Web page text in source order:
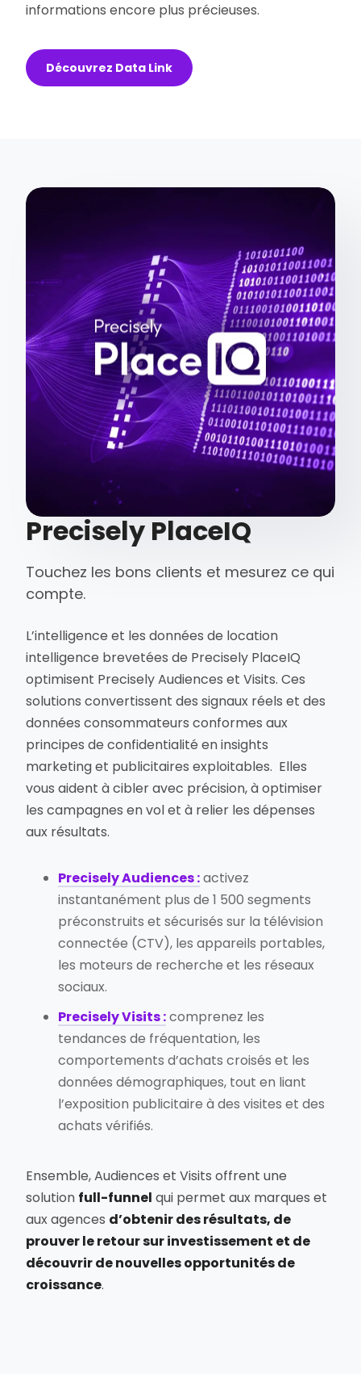
informations encore plus précieuses.
Découvrez Data Link
Precisely PlaceIQ
Touchez les bons clients et mesurez ce qui
compte.
L’intelligence et les données de location
intelligence brevetées de Precisely PlaceIQ
optimisent Precisely Audiences et Visits. Ces
solutions convertissent des signaux réels et des
données consommateurs conformes aux
principes de confidentialité en insights
marketing et publicitaires exploitables. Elles
vous aident à cibler avec précision, à optimiser
les campagnes en vol et à relier les dépenses
aux résultats.
Precisely Audiences:activez
instantanément plus de 1 500 segments
préconstruits et sécurisés sur la télévision
connectée (CTV), les appareils portables,
les moteurs de recherche et les réseaux
sociaux.
Precisely Visits :comprenez les
tendances de fréquentation, les
comportements d’achats croisés et les
données démographiques, tout en liant
l’exposition publicitaire à des visites et des
achats vérifiés.
Ensemble, Audiences et Visits offrent une
solution full-funnel qui permet aux marques et
aux agences d’obtenir des résultats, de
prouver le retour sur investissement et de
découvrir de nouvelles opportunités de
croissance.